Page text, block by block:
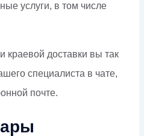
услуги, в том числе
краевой доставки вы так
специалиста в чате,
почте.